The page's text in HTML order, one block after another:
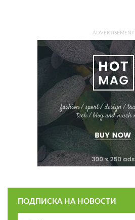
ADVERTISEMENT
ПОДПИСКА НА НОВОСТИ